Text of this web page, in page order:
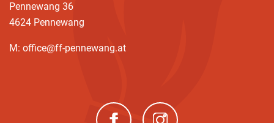
Pennewang 36
4624 Pennewang
M: office@ff-pennewang.at